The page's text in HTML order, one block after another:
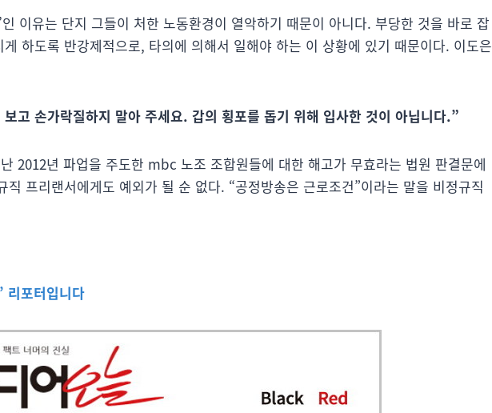
이유는 단지 그들이 처한 노동환경이 열악하기 때문이 아니다. 부당한 것을 바로 잡
하도록 반강제적으로, 타의에 의해서 일해야 하는 이 상황에 있기 때문이다. 이도은
보고 손가락질하지 말아 주세요. 갑의 횡포를 돕기 위해 입사한 것이 아닙니다.”
2012년 파업을 주도한 mbc 노조 조합원들에 대한 해고가 무효라는 법원 판결문에
직 프리랜서에게도 예외가 될 순 없다. “공정방송은 근로조건”이라는 말을 비정규직
리포터입니다